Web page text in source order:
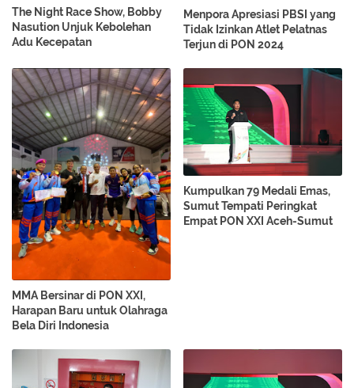
The Night Race Show, Bobby
Nasution Unjuk Kebolehan
Adu Kecepatan
Menpora Apresiasi PBSI yang
Tidak Izinkan Atlet Pelatnas
Terjun di PON 2024
MMA Bersinar di PON XXI,
Harapan Baru untuk Olahraga
Bela Diri Indonesia
Kumpulkan 79 Medali Emas,
Sumut Tempati Peringkat
Empat PON XXI Aceh-Sumut